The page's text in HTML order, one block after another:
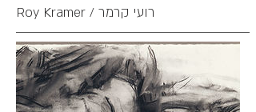
Roy Kramer / רועי קרמר